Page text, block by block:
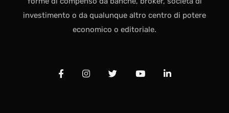
investimento o da qualunque altro centro di potere
economico o editoriale.